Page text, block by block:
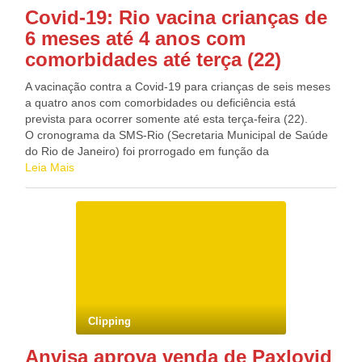
Covid-19: Rio vacina crianças de
6 meses até 4 anos com
comorbidades até terça (22)
A vacinação contra a Covid-19 para crianças de seis meses
a quatro anos com comorbidades ou deficiência está
prevista para ocorrer somente até esta terça-feira (22).
O cronograma da SMS-Rio (Secretaria Municipal de Saúde
do Rio de Janeiro) foi prorrogado em função da
disponibilidade de doses nos postos de saúde. Para esta
esquema de vacinação é composto de três doses, com
para o atendimento. Para mais informações sobre os locais
Leia Mais
Clipping
Anvisa aprova venda de Paxlovid